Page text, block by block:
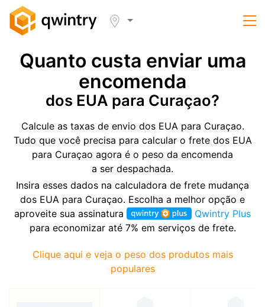
Quanto custa enviar uma
encomenda
dos EUA para Curaçao?
Calcule as taxas de envio dos EUA para Curaçao.
Tudo que você precisa para calcular o frete dos EUA
para Curaçao agora é o peso da encomenda
a ser despachada.
Insira esses dados na calculadora de frete mudança
dos EUA para Curaçao. Escolha a melhor opção e
aproveite sua assinatura
Qwintry Plus
para economizar até 7% em serviços de frete.
Clique aqui e veja o peso dos produtos mais
populares